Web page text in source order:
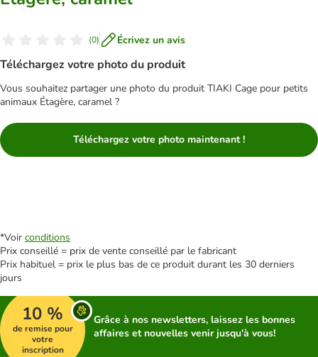
(0) Écrivez un avis
Téléchargez votre photo du produit
Vous souhaitez partager une photo du produit TIAKI Cage pour petits
animaux Étagère, caramel ?
Téléchargez votre photo maintenant !
*Voir conditions
Prix conseillé = prix de vente conseillé par le fabricant
Prix habituel = prix le plus bas de ce produit durant les 30 derniers
jours
10 %
de remise pour
votre
inscription
Grâce à nos newsletters, laissez les bonnes
affaires et nouvelles venir jusqu'à vous!